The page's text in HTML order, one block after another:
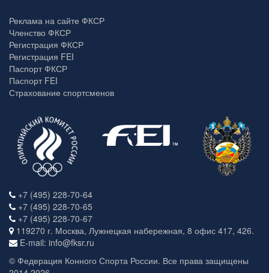
Реклама на сайте ФКСР
Членство ФКСР
Регистрация ФКСР
Регистрация FEI
Паспорт ФКСР
Паспорт FEI
Страхование спортсменов
+7 (495) 228-70-64
+7 (495) 228-70-65
+7 (495) 228-70-67
119270 г. Москва, Лужнецкая набережная, 8 офис 417, 426.
E-mail: info@fksr.ru
© Федерация Конного Спорта России. Все права защищены